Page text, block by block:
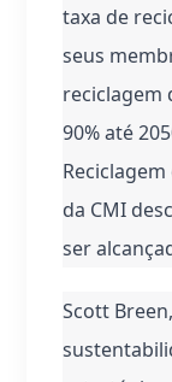
taxa de
seus
reciclagem
90% até
da CMI
ser
Scott